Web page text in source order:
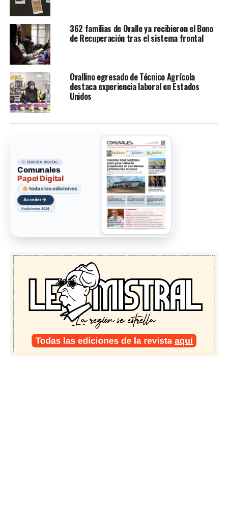
362 familias de Ovalle ya recibieron el Bono
de Recuperación tras el sistema frontal
Ovallino egresado de Técnico Agrícola
destaca experiencia laboral en Estados
Unidos
EDICIÓN DIGITAL
Comunales
Papel Digital
todas las ediciones
Acceder→
ediciones 2026